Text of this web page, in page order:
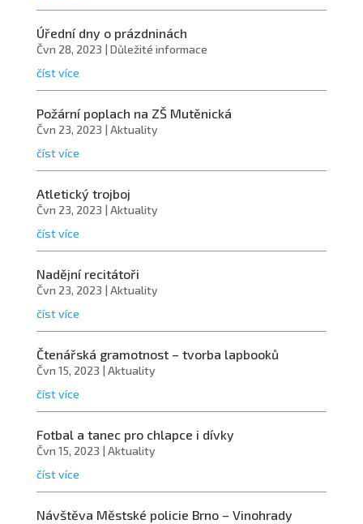
Úřední dny o prázdninách
Čvn 28, 2023 | Důležité informace
číst více
Požární poplach na ZŠ Mutěnická
Čvn 23, 2023 | Aktuality
číst více
Atletický trojboj
Čvn 23, 2023 | Aktuality
číst více
Nadějní recitátoři
Čvn 23, 2023 | Aktuality
číst více
Čtenářská gramotnost – tvorba lapbooků
Čvn 15, 2023 | Aktuality
číst více
Fotbal a tanec pro chlapce i dívky
Čvn 15, 2023 | Aktuality
číst více
Návštěva Městské policie Brno – Vinohrady